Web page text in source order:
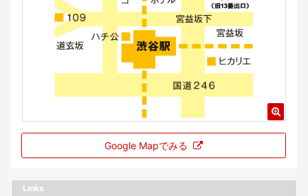
Google Mapでみる
Links